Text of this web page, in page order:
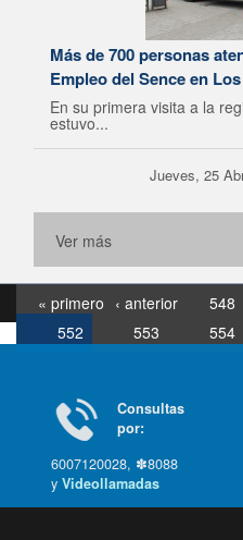
Más de 700 personas
Empleo del Sence en
En su primera visita a la
estuvo...
Jueves, 25
Ver más
« primero ‹ anterior 548
552
553 554
Consultas
por:
6007120028, ✽8088
yVideollamadas